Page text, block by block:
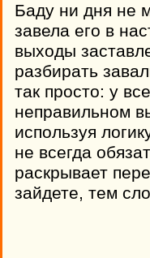
Баду ни дня не
завела его в
выходы
разбирать
так просто: у
неправильном
используя
не всегда
раскрывает
зайдете, тем